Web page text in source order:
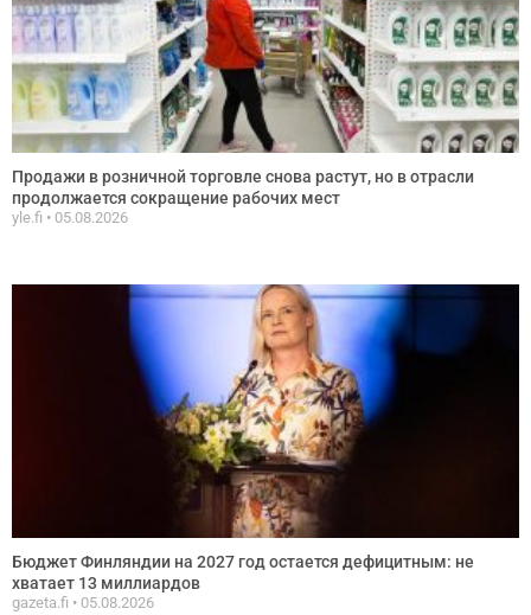
Продажи в розничной торговле снова растут, но в отрасли
продолжается сокращение рабочих мест
yle.fi 05.08.2026
Бюджет Финляндии на 2027 год остается дефицитным: не
хватает 13 миллиардов
gazeta.fi 05.08.2026